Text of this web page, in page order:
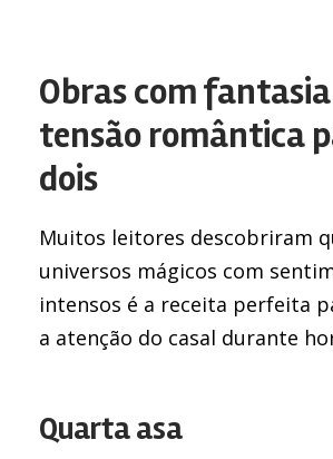
Obras com
tensão romântica
dois
Muitos leitores descobriram
universos mágicos com
intensos é a receita perfeita
a atenção do casal durante
Quarta asa